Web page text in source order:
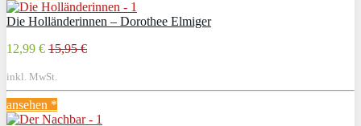
Die Holländerinnen – Dorothee Elmiger
12,99 € 15,95 €
inkl. MwSt.
ansehen *